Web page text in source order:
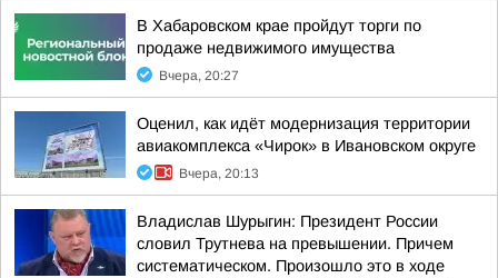
В Хабаровском крае пройдут торги по
продаже недвижимого имущества
Вчера, 20:27
Оценил, как идёт модернизация территории
авиакомплекса «Чирок» в Ивановском округе
Вчера, 20:13
Владислав Шурыгин: Президент России
словил Трутнева на превышении. Причем
систематическом. Произошло это в ходе